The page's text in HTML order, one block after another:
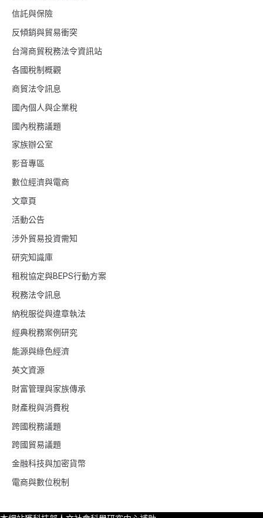
信託與保險
反傾銷與貿易衝突
台灣商貿稅務法令資訊站
各國稅制概觀
商貿法令訊息
國內個人與企業稅
國內稅務議題
家族辦公室
影音專區
數位經濟與電商
文章頁
活動公告
涉外貿易投資需知
研究知識庫
租稅協定與BEPS行動方案
稅務法令訊息
納稅服從與違章執法
經典稅務案例研究
能源與綠色經濟
英文資源
財富管理與家族傳承
財產稅與消費稅
跨國稅務議題
跨國貿易議題
金融科技與加密貨幣
電商與數位稅制